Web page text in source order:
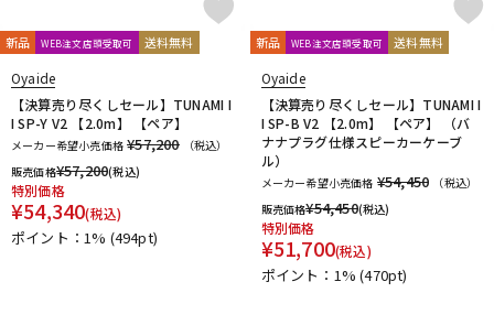
新品 WEB注文店頭受取可 送料無料
Oyaide
【決算売り尽くしセール】TUNAMI I
I SP-Y V2 【2.0m】 【ペア】
メーカー希望小売価格 ¥57,200
（税込）
販売価格¥57,200(税込)
特別価格
¥54,340(税込)
ポイント：1% (494pt)
新品 WEB注文店頭受取可 送料無料
Oyaide
【決算売り尽くしセール】TUNAMI I
I SP-B V2 【2.0m】 【ペア】 （バ
ナナプラグ仕様スピーカーケーブ
ル）
メーカー希望小売価格 ¥54,450
（税込）
販売価格¥54,450(税込)
特別価格
¥51,700(税込)
ポイント：1%(470pt)